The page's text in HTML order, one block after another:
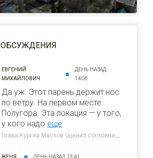
ОБСУЖДЕНИЯ
ЕВГЕНИЙ
МИХАЙЛОВИЧ
ДЕНЬ НАЗАД
14:06
Да уж. Этот парень держит нос
по ветру. На первом месте
Полугора. Этa локация — у того,
у кого надо ещё
Глава Курска Маслов оценил состояние требующих благоустройства локаций » 46ТВ Курское Интернет Телевидение